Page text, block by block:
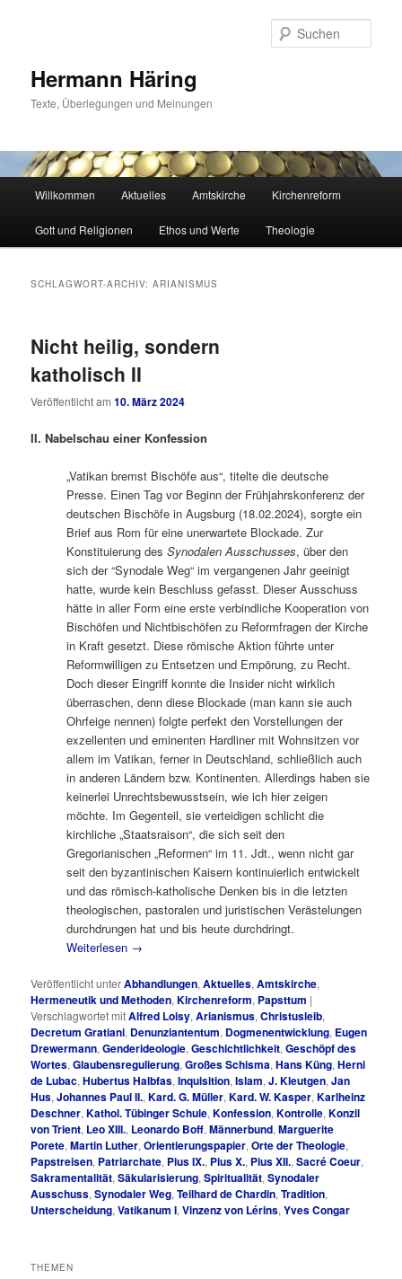
Hermann Häring
Texte, Überlegungen und Meinungen
Willkommen Aktuelles Amtskirche Kirchenreform
Gott und Religionen Ethos und Werte Theologie
SCHLAGWORT-ARCHIV:ARIANISMUS
Nicht heilig, sondern
katholisch II
Veröffentlicht am10. März 2024
II. Nabelschau einer Konfession
„Vatikan bremst Bischöfe aus“, titelte die deutsche
Presse. Einen Tag vor Beginn der Frühjahrskonferenz der
deutschen Bischöfe in Augsburg (18.02.2024), sorgte ein
Brief aus Rom für eine unerwartete Blockade. Zur
Konstituierung desSynodalen Ausschusses, über den
sich der “Synodale Weg“ im vergangenen Jahr geeinigt
hatte, wurde kein Beschluss gefasst. Dieser Ausschuss
hätte in aller Form eine erste verbindliche Kooperation von
Bischöfen und Nichtbischöfen zu Reformfragen der Kirche
in Kraft gesetzt. Diese römische Aktion führte unter
Reformwilligen zu Entsetzen und Empörung, zu Recht.
Doch dieser Eingriff konnte die Insider nicht wirklich
überraschen, denn diese Blockade (man kann sie auch
Ohrfeige nennen) folgte perfekt den Vorstellungen der
exzellenten und eminenten Hardliner mit Wohnsitzen vor
allem im Vatikan, ferner in Deutschland, schließlich auch
in anderen Ländern bzw. Kontinenten. Allerdings haben sie
keinerlei Unrechtsbewusstsein, wie ich hier zeigen
möchte. Im Gegenteil, sie verteidigen schlicht die
kirchliche „Staatsraison“, die sich seit den
Gregorianischen „Reformen“ im 11. Jdt., wenn nicht gar
seit den byzantinischen Kaisern kontinuierlich entwickelt
und das römisch-katholische Denken bis in die letzten
theologischen, pastoralen und juristischen Verästelungen
durchdrungen hat und bis heute durchdringt.
Weiterlesen →
Veröffentlicht unterAbhandlungen,Aktuelles,Amtskirche,
Hermeneutik und Methoden,Kirchenreform, Papsttum |
Verschlagwortet mitAlfred Loisy,Arianismus,Christusleib,
Decretum Gratiani, Denunziantentum, Dogmenentwicklung, Eugen
Drewermann,Genderideologie,Geschichtlichkeit,Geschöpf des
Wortes,Glaubensregulierung,Großes Schisma,Hans Küng,Herni
de Lubac,Hubertus Halbfas,Inquisition,Islam,J. Kleutgen,Jan
Hus,Johannes Paul II.,Kard. G. Müller,Kard. W. Kasper,Karlheinz
Deschner,Kathol. Tübinger Schule,Konfession,Kontrolle,Konzil
von Trient, Leo XIII., Leonardo Boff,Männerbund,Marguerite
Porete,Martin Luther,Orientierungspapier,Orte der Theologie,
Papstreisen, Patriarchate, Pius IX., Pius X., Pius XII.,Sacré Coeur,
Sakramentalität,Säkularisierung,Spiritualität,Synodaler
Ausschuss,Synodaler Weg,Teilhard de Chardin,Tradition,
Unterscheidung,Vatikanum I,Vinzenz von Lérins,Yves Congar
THEMEN